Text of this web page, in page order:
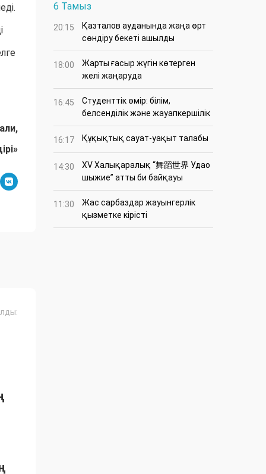
6 Тамыз
20:15
Қазталов ауданында жаңа өрт
сөндіру бекеті ашылды
18:00
Жарты ғасыр жүгін көтерген
желі жаңаруда
16:45
Студенттік өмір: білім,
белсенділік және жауапкершілік
16:17 Құқықтық сауат-уақыт талабы
14:30
XV Халықаралық “舞蹈世界 Удао
шыжие” атты би байқауы
11:30
Жас сарбаздар жауынгерлік
қызметке кірісті